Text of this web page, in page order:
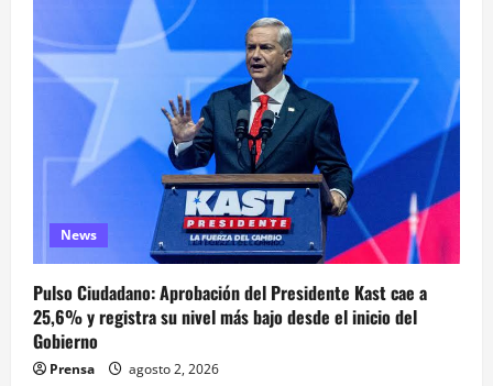
News
Pulso Ciudadano: Aprobación del Presidente Kast cae a
25,6% y registra su nivel más bajo desde el inicio del
Gobierno
Prensa agosto 2, 2026